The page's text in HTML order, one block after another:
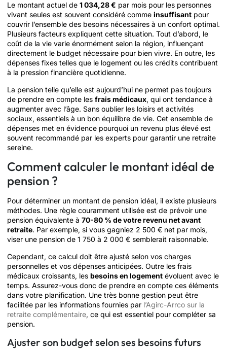
Le montant actuel de 1 034,28 € par mois pour les personnes
vivant seules est souvent considéré comme insuffisant pour
couvrir l’ensemble des besoins nécessaires à un confort optimal.
Plusieurs facteurs expliquent cette situation. Tout d’abord, le
coût de la vie varie énormément selon la région, influençant
directement le budget nécessaire pour bien vivre. En outre, les
dépenses fixes telles que le logement ou les crédits contribuent
à la pression financière quotidienne.
La pension telle qu’elle est aujourd’hui ne permet pas toujours
de prendre en compte les frais médicaux, qui ont tendance à
augmenter avec l’âge. Sans oublier les loisirs et activités
sociaux, essentiels à un bon équilibre de vie. Cet ensemble de
dépenses met en évidence pourquoi un revenu plus élevé est
souvent recommandé par les experts pour garantir une retraite
sereine.
Comment calculer le montant idéal de
pension ?
Pour déterminer un montant de pension idéal, il existe plusieurs
méthodes. Une règle couramment utilisée est de prévoir une
pension équivalente à 70-80 % de votre revenu net avant
retraite. Par exemple, si vous gagniez 2 500 € net par mois,
viser une pension de 1 750 à 2 000 € semblerait raisonnable.
Cependant, ce calcul doit être ajusté selon vos charges
personnelles et vos dépenses anticipées. Outre les frais
médicaux croissants, les besoins en logement évoluent avec le
temps. Assurez-vous donc de prendre en compte ces éléments
dans votre planification. Une très bonne gestion peut être
facilitée par les informations fournies par l’Agirc-Arrco sur la
retraite complémentaire, ce qui est essentiel pour compléter sa
pension.
Ajuster son budget selon ses besoins futurs